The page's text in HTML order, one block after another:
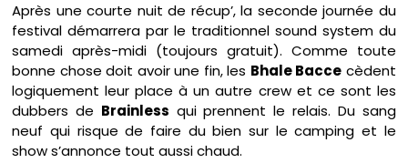
Après une courte nuit de récup’, la seconde journée du
festival démarrera par le traditionnel sound system du
samedi après-midi (toujours gratuit). Comme toute
bonne chose doit avoir une fin, les Bhale Bacce cèdent
logiquement leur place à un autre crew et ce sont les
dubbers de Brainless qui prennent le relais. Du sang
neuf qui risque de faire du bien sur le camping et le
show s’annonce tout aussi chaud.